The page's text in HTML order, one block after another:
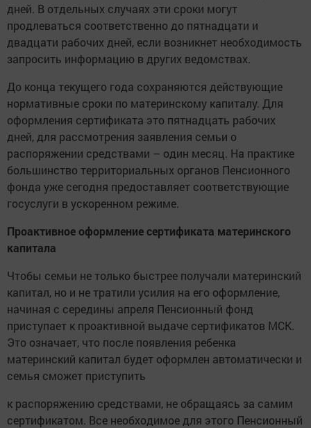
дней. В отдельных случаях эти сроки могут
продлеваться соответственно до пятнадцати и
двадцати рабочих дней, если возникнет необходимость
запросить информацию в других ведомствах.
До конца текущего года сохраняются действующие
нормативные сроки по материнскому капиталу. Для
оформления сертификата это пятнадцать рабочих
дней, для рассмотрения заявления семьи о
распоряжении средствами – один месяц. На практике
большинство территориальных органов Пенсионного
фонда уже сегодня предоставляет соответствующие
госуслуги в ускоренном режиме.
Проактивное оформление сертификата материнского
капитала
Чтобы семьи не только быстрее получали материнский
капитал, но и не тратили усилия на его оформление,
начиная с середины апреля Пенсионный фонд
приступает к проактивной выдаче сертификатов МСК.
Это означает, что после появления ребенка
материнский капитал будет оформлен автоматически и
семья сможет приступить
к распоряжению средствами, не обращаясь за самим
сертификатом. Все необходимое для этого Пенсионный